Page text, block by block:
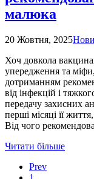
малюка
20 Жовтня, 2025
Хоч довкола
упередження та
дотриманням
від інфекцій і
передачу захисних
перші місяці її
Від чого
Читати більше
Prev